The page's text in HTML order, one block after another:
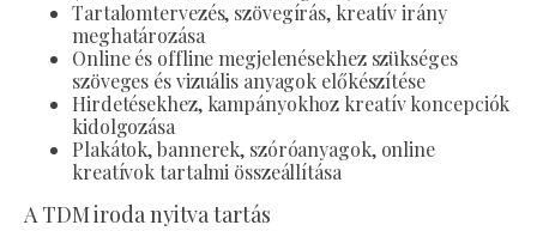
Tartalomtervezés, szövegírás, kreatív irány
meghatározása
Online és offline megjelenésekhez szükséges
szöveges és vizuális anyagok előkészítése
Hirdetésekhez, kampányokhoz kreatív koncepciók
kidolgozása
Plakátok, bannerek, szóróanyagok, online
kreatívok tartalmi összeállítása
A TDM iroda nyitva tartás